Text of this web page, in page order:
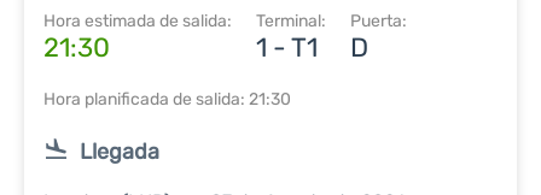
Hora estimada de salida:
21:30
Terminal:
1 - T1
Puerta:
D
Hora planificada de salida: 21:30
Llegada